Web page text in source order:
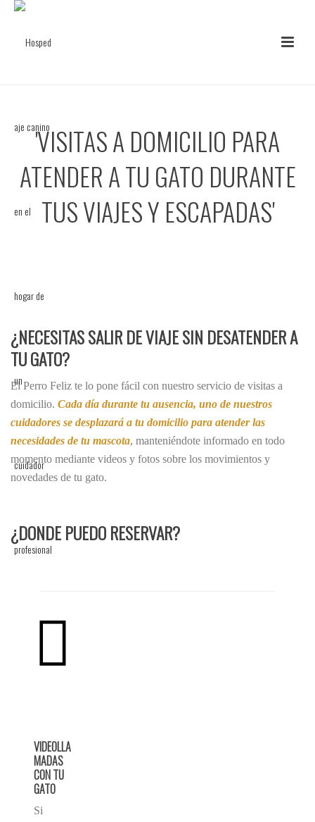
'VISITAS A DOMICILIO PARA
ATENDER A TU GATO DURANTE
TUS VIAJES Y ESCAPADAS'
¿NECESITAS SALIR DE VIAJE SIN DESATENDER A
TU GATO?
El Perro Feliz te lo pone fácil con nuestro servicio de visitas a
domicilio. Cada día durante tu ausencia, uno de nuestros
cuidadores se desplazará a tu domicilio para atender las
necesidades de tu mascota, manteniéndote informado en todo
momento mediante videos y fotos sobre los movimientos y
novedades de tu gato.
¿DONDE PUEDO RESERVAR?
VIDEOLLA
MADAS
CON TU
GATO
Si